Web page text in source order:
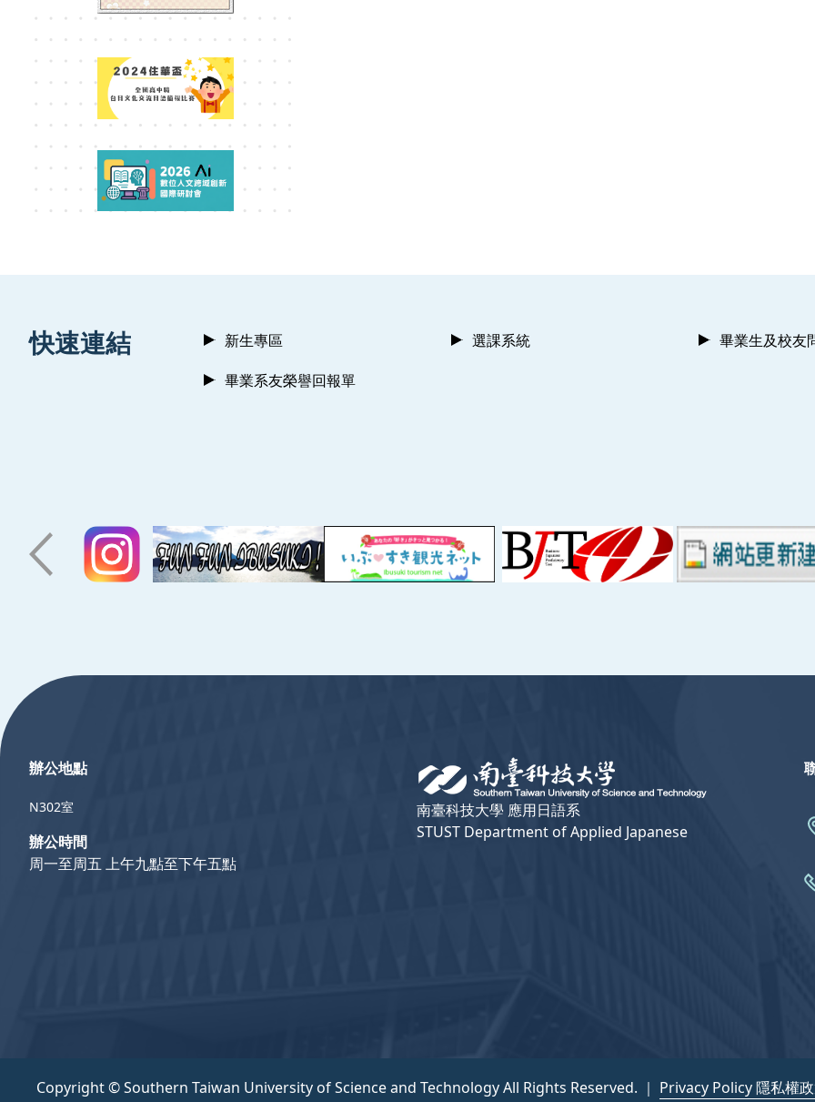
快速連結 新生專區 選課系統
畢業生及校友
畢業系友榮譽回報單
南臺科技大學 應用日語系
STUST Department of Applied Japanese
辦公地點
N302室
辦公時間
周一至周五 上午九點至下午五點
Copyright © Southern Taiwan University of Science and Technology All Rights Reserved. ｜ Privacy Policy 隱私權